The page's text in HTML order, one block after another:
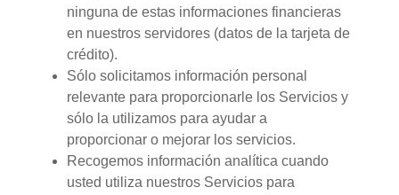
ninguna de estas informaciones financieras
en nuestros servidores (datos de la tarjeta de
crédito).
Sólo solicitamos información personal
relevante para proporcionarle los Servicios y
sólo la utilizamos para ayudar a
proporcionar o mejorar los servicios.
Recogemos información analítica cuando
usted utiliza nuestros Servicios para